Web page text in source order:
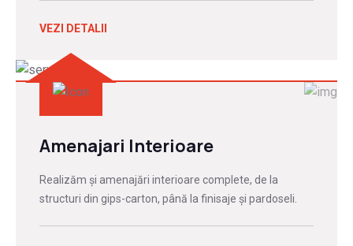
VEZI DETALII
Amenajari Interioare
Realizăm și amenajări interioare complete, de la
structuri din gips-carton, până la finisaje și pardoseli.